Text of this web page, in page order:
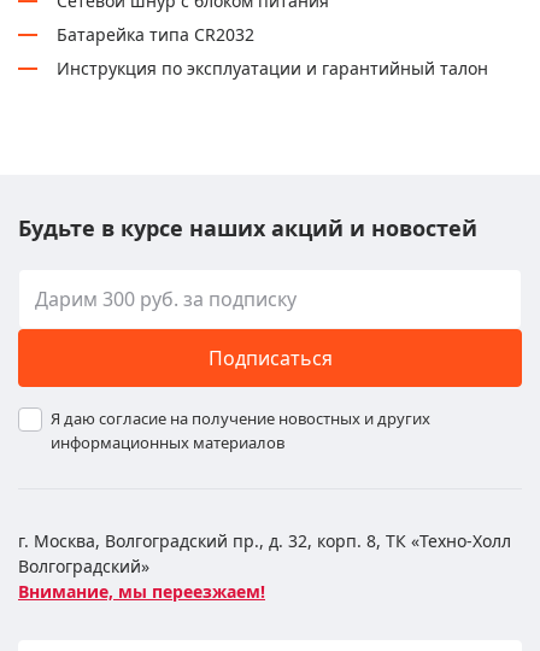
Батарейка типа CR2032
Инструкция по эксплуатации и гарантийный талон
Будьте в курсе наших акций и новостей
Подписаться
Я даю согласие на получение новостных и других
информационных материалов
г. Москва, Волгоградский пр., д. 32, корп. 8, ТК «Техно-Холл
Волгоградский»
Внимание, мы переезжаем!